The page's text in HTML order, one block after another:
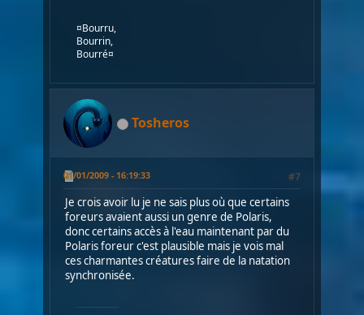
¤Bourru,
Bourrin,
Bourré¤
Tosheros
01/01/2009 - 16:19:33 #7
Je crois avoir lu je ne sais plus où que certains
foreurs avaient aussi un genre de Polaris,
donc certains accès à l'eau maintenant par du
Polaris foreur c'est plausible mais je vois mal
ces charmantes créatures faire de la natation
synchronisée.